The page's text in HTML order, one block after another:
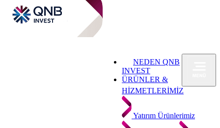
NEDEN QNB
INVEST
ÜRÜNLER &
HİZMETLERİMİZ
Yatırım Ürünlerimiz